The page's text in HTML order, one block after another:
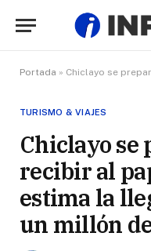
Portada » Chiclayo se prepara para recibir
TURISMO & VIAJES
Chiclayo se
recibir al
estima la
un millón